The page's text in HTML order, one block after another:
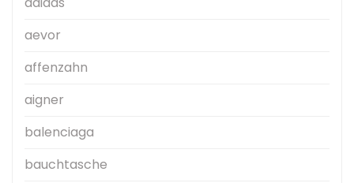
aevor
affenzahn
aigner
balenciaga
bauchtasche